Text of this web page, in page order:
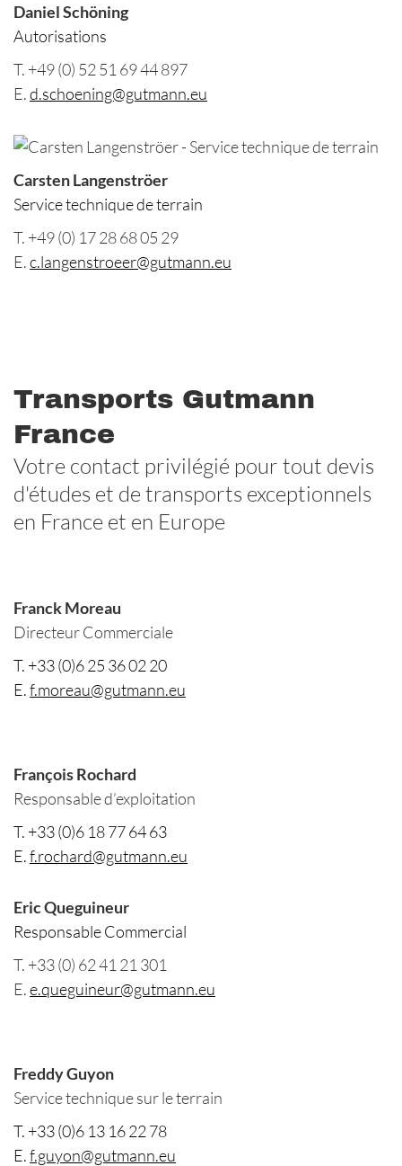
Daniel Schöning
Autorisations
T. +49 (0) 52 51 69 44 897
E.d.schoening@gutmann.eu
Carsten Langenströer
Service technique de terrain
T. +49 (0) 17 28 68 05 29
E.c.langenstroeer@gutmann.eu
Transports Gutmann
France
Votre contact privilégié pour tout devis
d'études et de transports exceptionnels
en France et en Europe
Franck Moreau
Directeur Commerciale
T. +33 (0)6 25 36 02 20
E.f.moreau@gutmann.eu
François Rochard
Responsable d’exploitation
T. +33 (0)6 18 77 64 63
E.f.rochard@gutmann.eu
Eric Queguineur
Responsable Commercial
T. +33 (0) 62 41 21 301
E.e.queguineur@gutmann.eu
Freddy Guyon
Service technique sur le terrain
T. +33 (0)6 13 16 22 78
E.f.guyon@gutmann.eu